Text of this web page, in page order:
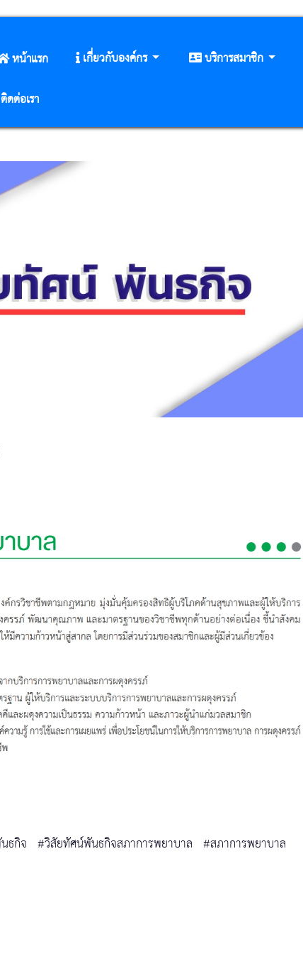
หน้าแรก เกี่ยวกับองค์กร บริการสมาชิก
ติดต่อเรา
ธกิจ #วิสัยทัศน์พันธกิจสภาการพยาบาล #สภาการพยาบาล